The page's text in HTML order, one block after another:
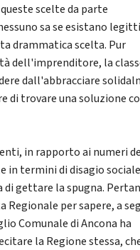
scelte da parte
sa se esistano
drammatica scelta. Pur
dell'imprenditore, la
dall'abbracciare
di trovare una soluzione
in rapporto ai numeri
in termini di disagio
gettare la spugna.
per sapere, a
Comunale di Ancona ha
la Regione stessa,